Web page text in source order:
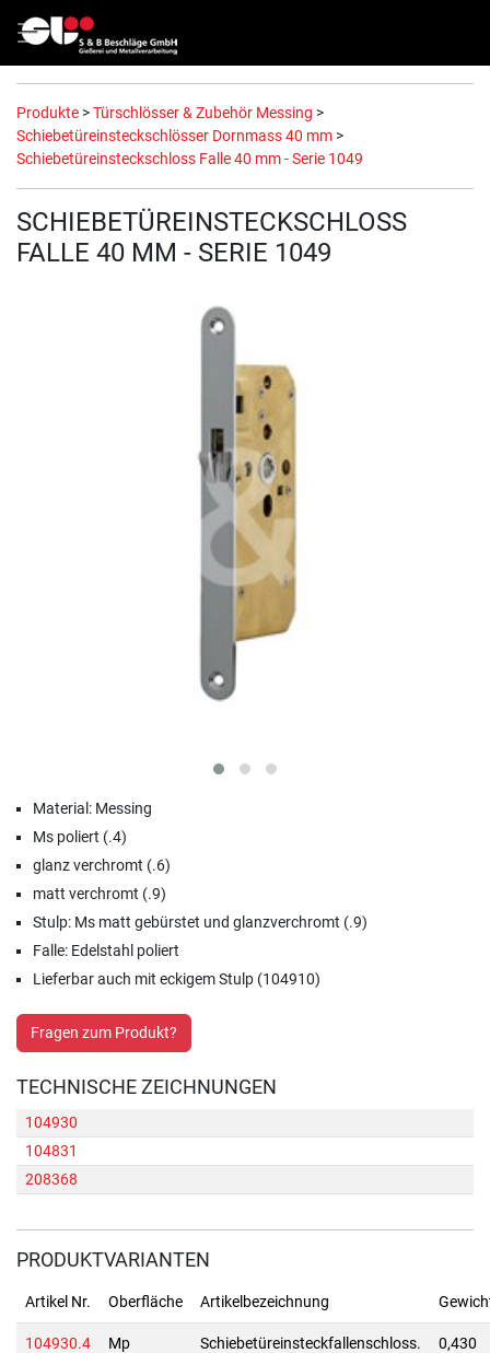
Produkte >Türschlösser & Zubehör Messing >
Schiebetüreinsteckschlösser Dornmass 40 mm >
Schiebetüreinsteckschloss Falle 40 mm - Serie 1049
SCHIEBETÜREINSTECKSCHLOSS
FALLE 40 MM - SERIE 1049
Material: Messing
Ms poliert (.4)
glanz verchromt (.6)
matt verchromt (.9)
Stulp: Ms matt gebürstet und glanzverchromt (.9)
Falle: Edelstahl poliert
Lieferbar auch mit eckigem Stulp (104910)
Fragen zum Produkt?
TECHNISCHE ZEICHNUNGEN
104930
104831
208368
PRODUKTVARIANTEN
Artikel Nr. Oberfläche Artikelbezeichnung
104930.4 Mp
Schiebetüreinsteckfallenschloss.
0,430